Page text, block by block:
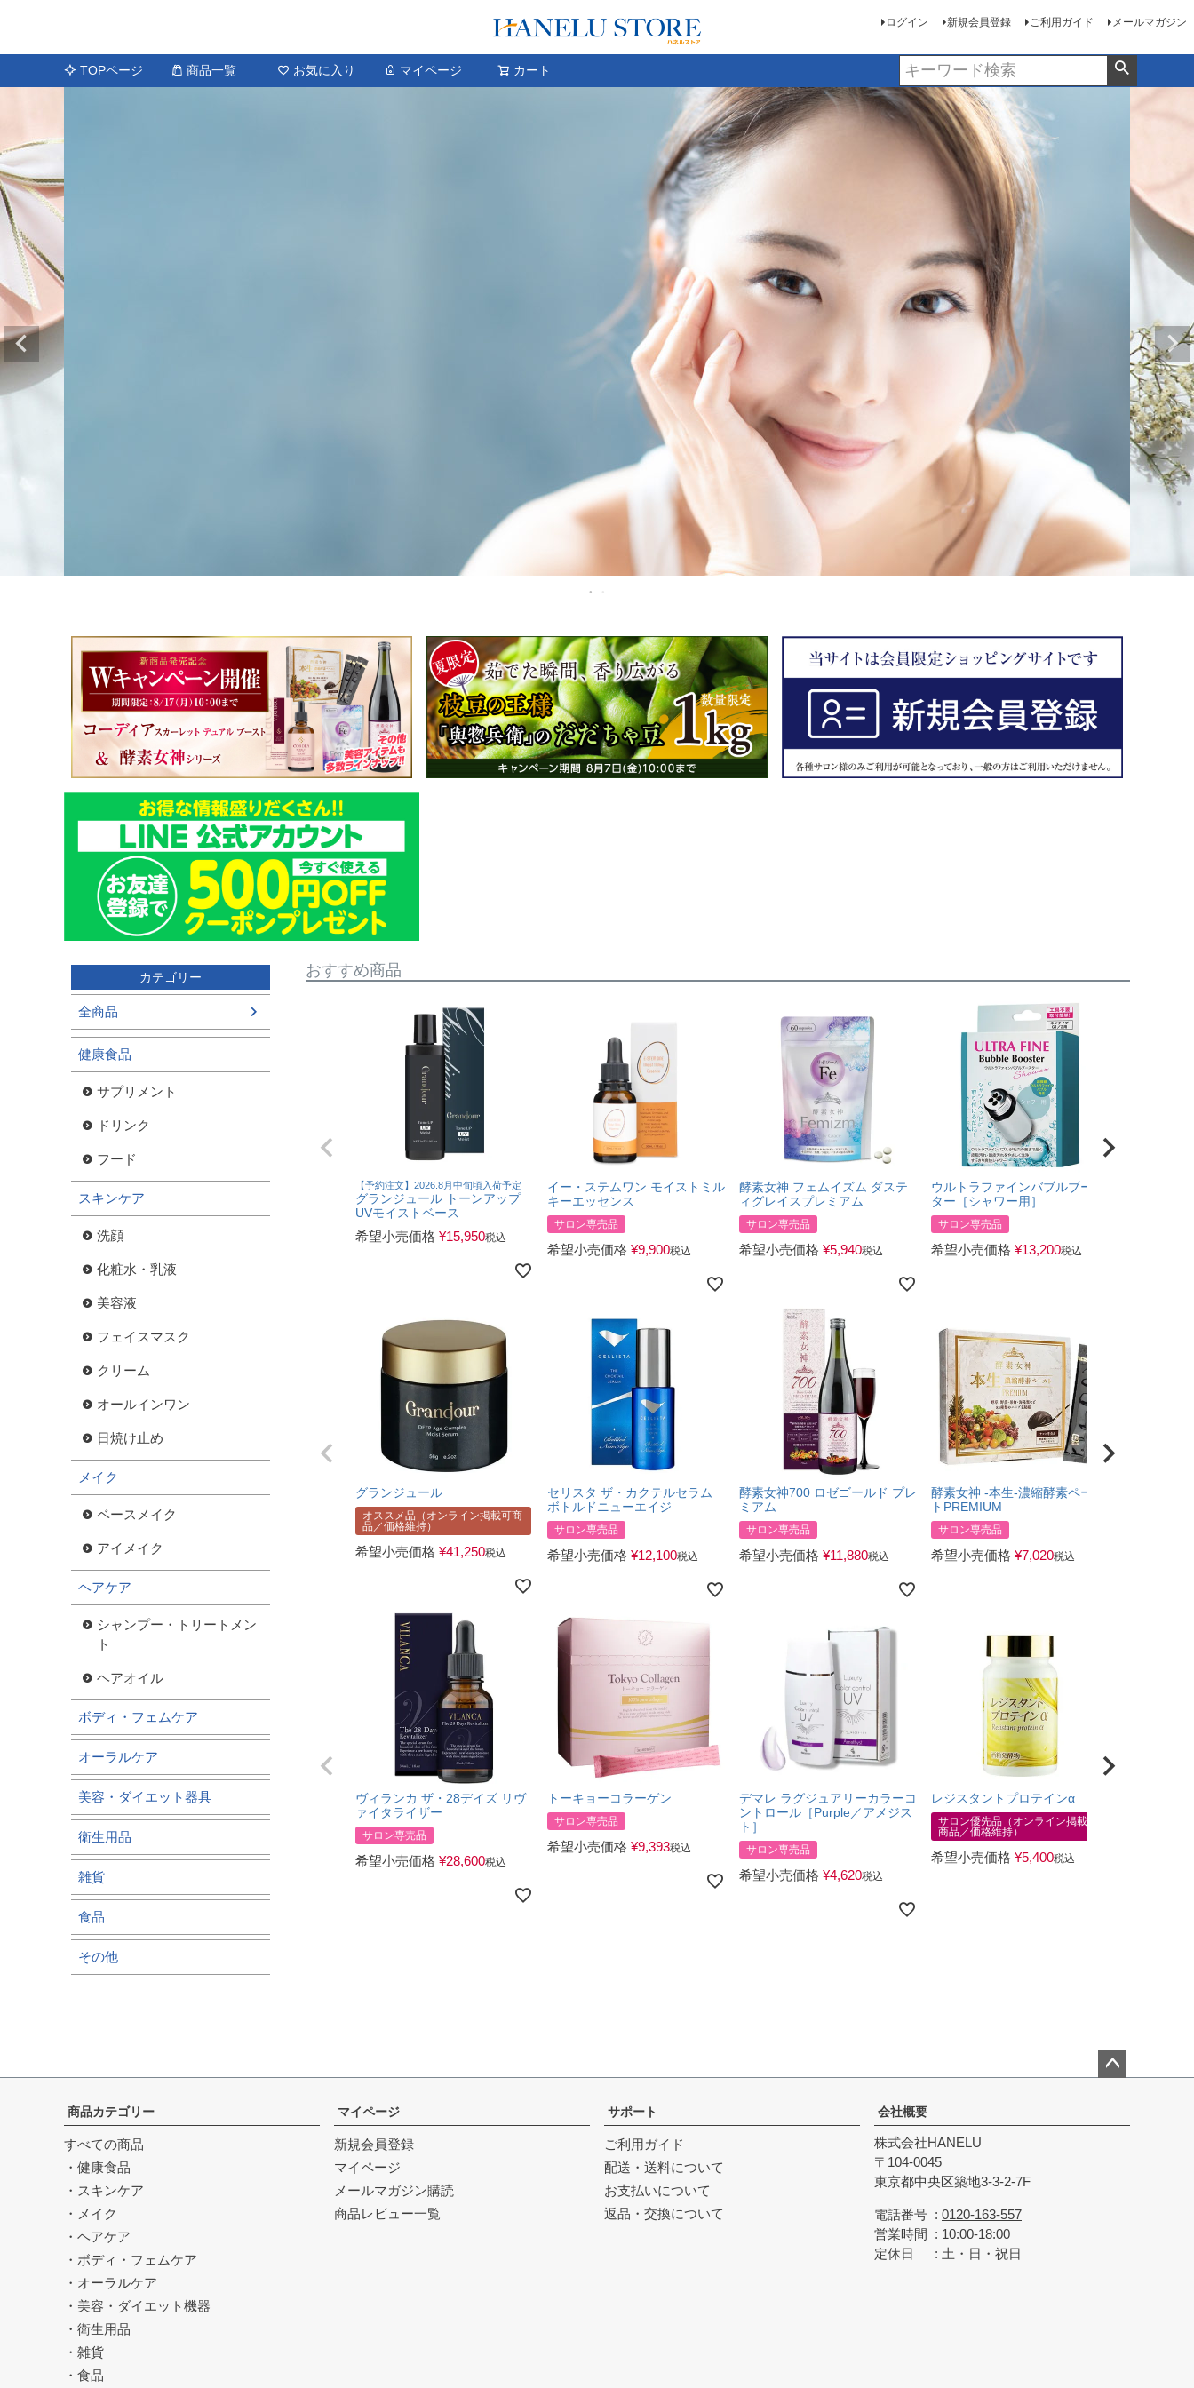
ログイン 新規会員登録 ご利用ガイド メールマガジン
TOPページ 商品一覧 お気に入り マイページ カート
カテゴリー
全商品
健康食品
サプリメント
ドリンク
フード
スキンケア
洗顔
化粧水・乳液
美容液
フェイスマスク
クリーム
オールインワン
日焼け止め
メイク
ベースメイク
アイメイク
ヘアケア
シャンプー・トリートメン
ト
ヘアオイル
ボディ・フェムケア
オーラルケア
美容・ダイエット器具
衛生用品
雑貨
食品
その他
おすすめ商品
【予約注文】2026.8月中旬頃入荷予定
グランジュール トーンアップ
UVモイストベース
希望小売価格 ¥15,950税込
イー・ステムワン モイストミル
キーエッセンス
サロン専売品
希望小売価格 ¥9,900税込
酵素女神 フェムイズム ダステ
ィグレイスプレミアム
サロン専売品
希望小売価格 ¥5,940税込
ウルトラファインバブルブース
ター［シャワー用］
サロン専売品
希望小売価格 ¥13,200税込
グランジュール
オススメ品（オンライン掲載可商
品／価格維持）
希望小売価格 ¥41,250税込
セリスタ ザ・カクテルセラム
ボトルドニューエイジ
サロン専売品
希望小売価格 ¥12,100税込
酵素女神700 ロゼゴールド プレ
ミアム
サロン専売品
希望小売価格 ¥11,880税込
酵素女神 -本生-濃縮酵素ペース
トPREMIUM
サロン専売品
希望小売価格 ¥7,020税込
ヴィランカ ザ・28デイズ リヴ
ァイタライザー
サロン専売品
希望小売価格 ¥28,600税込
トーキョーコラーゲン
サロン専売品
希望小売価格 ¥9,393税込
デマレ ラグジュアリーカラーコ
ントロール［Purple／アメジス
ト］
サロン専売品
希望小売価格 ¥4,620税込
レジスタントプロテインα
サロン優先品（オンライン掲載可
商品／価格維持）
希望小売価格 ¥5,400税込
ップ
商品カテゴリー
すべての商品
・健康食品
・スキンケア
・メイク
・ヘアケア
・ボディ・フェムケア
・オーラルケア
・美容・ダイエット機器
・衛生用品
・雑貨
・食品
マイページ
新規会員登録
マイページ
メールマガジン購読
商品レビュー一覧
サポート
ご利用ガイド
配送・送料について
お支払いについて
返品・交換について
会社概要
株式会社HANELU
104-0045
東京都中央区築地3-3-2-7F
電話番号
0120-163-557
営業時間
10:00-18:00
定休日
土・日・祝日